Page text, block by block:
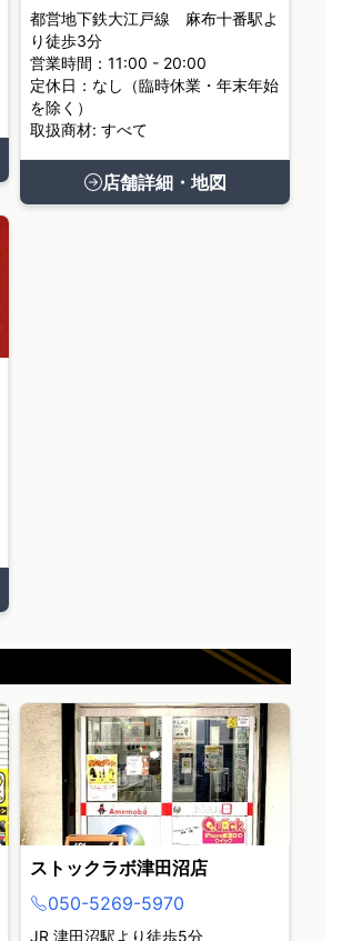
都営地下鉄大江戸線 麻布十番駅よ
り徒歩3分
営業時間：11:00 - 20:00
定休日：なし（臨時休業・年末年始
を除く）
取扱商材: すべて
店舗詳細・地図
ストックラボ津田沼店
050-5269-5970
JR 津田沼駅より徒歩5分